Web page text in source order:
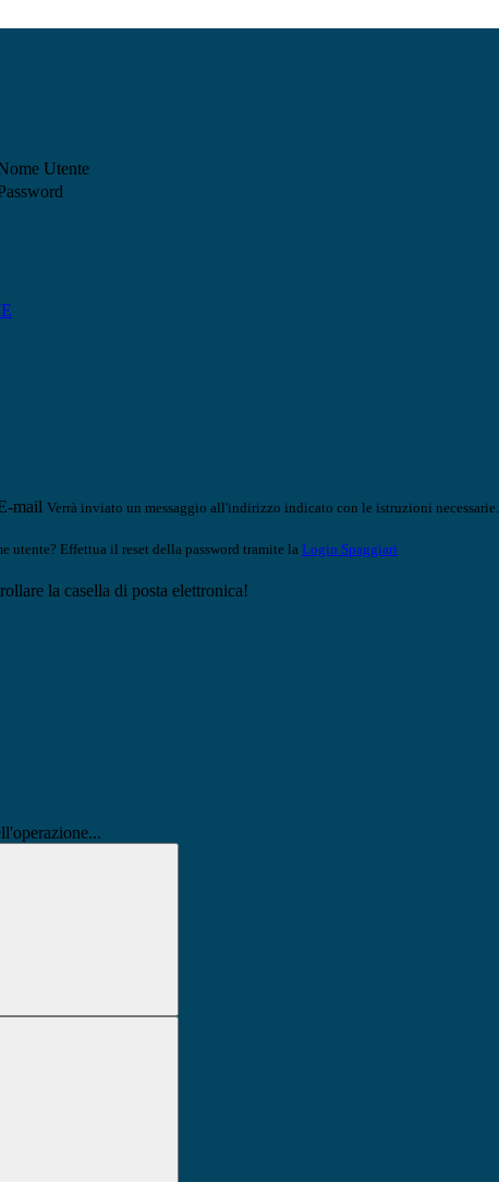
Utente
mail Verrà inviato un messaggio all'indirizzo indicato con le istruzioni necessarie.
utente? Effettua il reset della password tramite la Login Spaggiari
la casella di posta elettronica!